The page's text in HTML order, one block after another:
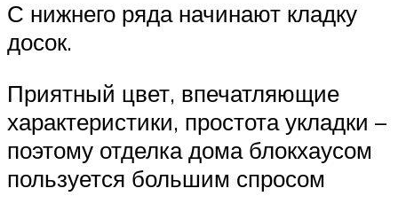
С нижнего ряда начинают кладку
досок.
Приятный цвет, впечатляющие
характеристики, простота укладки –
поэтому отделка дома блокхаусом
пользуется большим спросом